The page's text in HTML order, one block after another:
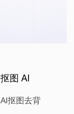
抠图 AI
AI抠图去背